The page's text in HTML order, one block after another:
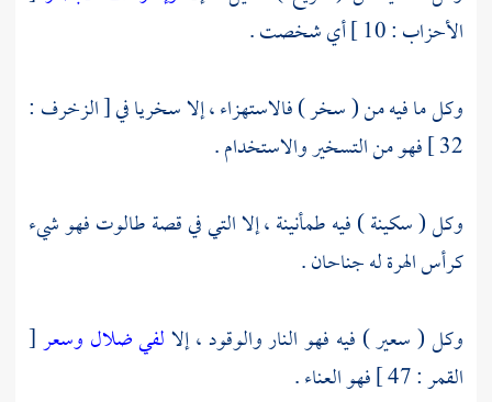
الأحزاب : 10 ] أي شخصت .
وكل ما فيه من ( سخر ) فالاستهزاء ، إلا سخريا في [ الزخرف :
32 ] فهو من التسخير والاستخدام .
وكل ( سكينة ) فيه طمأنينة ، إلا التي في قصةطالوتفهو شيء
كرأس الهرة له جناحان .
وكل ( سعير ) فيه فهو النار والوقود ، إلالفي ضلال وسعر[
القمر : 47 ] فهو العناء .